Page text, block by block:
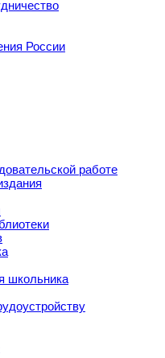
России
работе
школьника